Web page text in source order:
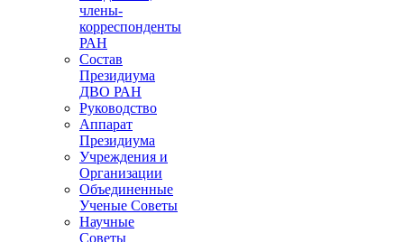
члены-
корреспонденты
РАН
Состав
Президиума
ДВО РАН
Руководство
Аппарат
Президиума
Учреждения и
Организации
Объединенные
Ученые Советы
Научные
Советы